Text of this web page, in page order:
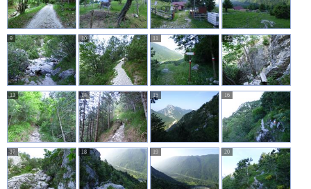
9 10 11 12
13 14 15 16
17 18 19 20